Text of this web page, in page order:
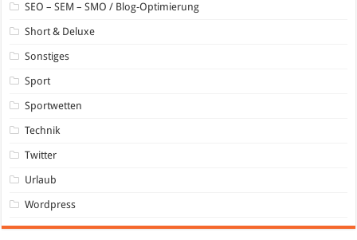
SEO – SEM – SMO / Blog-Optimierung
Short & Deluxe
Sonstiges
Sport
Sportwetten
Technik
Twitter
Urlaub
Wordpress